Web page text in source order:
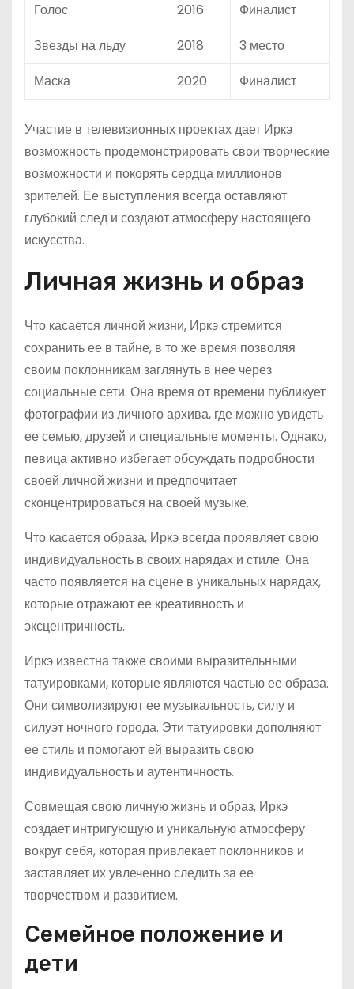
Голос
2016
Финалист
Звезды на льду
2018
3 место
Маска
2020 Финалист
Участие в телевизионных проектах дает Иркэ
возможность продемонстрировать свои творческие
возможности и покорять сердца миллионов
зрителей. Ее выступления всегда оставляют
глубокий след и создают атмосферу настоящего
искусства.
Личная жизнь и образ
Что касается личной жизни, Иркэ стремится
сохранить ее в тайне, в то же время позволяя
своим поклонникам заглянуть в нее через
социальные сети. Она время от времени публикует
фотографии из личного архива, где можно увидеть
ее семью, друзей и специальные моменты. Однако,
певица активно избегает обсуждать подробности
своей личной жизни и предпочитает
сконцентрироваться на своей музыке.
Что касается образа, Иркэ всегда проявляет свою
индивидуальность в своих нарядах и стиле. Она
часто появляется на сцене в уникальных нарядах,
которые отражают ее креативность и
эксцентричность.
Иркэ известна также своими выразительными
татуировками, которые являются частью ее образа.
Они символизируют ее музыкальность, силу и
силуэт ночного города. Эти татуировки дополняют
ее стиль и помогают ей выразить свою
индивидуальность и аутентичность.
Совмещая свою личную жизнь и образ, Иркэ
создает интригующую и уникальную атмосферу
вокруг себя, которая привлекает поклонников и
заставляет их увлеченно следить за ее
творчеством и развитием.
Семейное положение и
дети